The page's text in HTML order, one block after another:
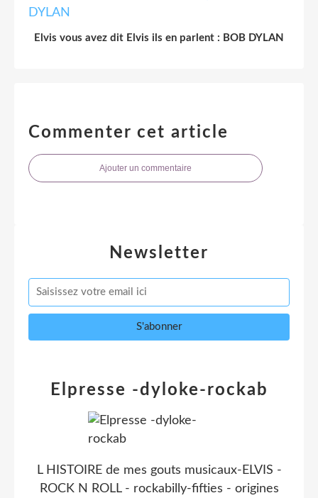
Elvis vous avez dit Elvis ils en parlent : BOB DYLAN
Commenter cet article
Ajouter un commentaire
Newsletter
Elpresse -dyloke-rockab
L HISTOIRE de mes gouts musicaux-ELVIS -
ROCK N ROLL - rockabilly-fifties - origines